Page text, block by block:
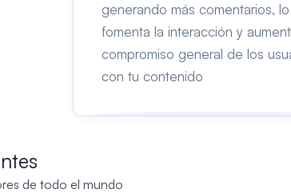
generando más comentarios,
fomenta la interacción y
compromiso general de los
con tu contenido
de todo el mundo